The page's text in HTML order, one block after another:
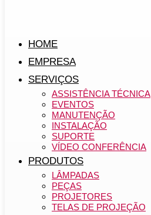
HOME
EMPRESA
SERVIÇOS
ASSISTÊNCIA TÉCNICA
EVENTOS
MANUTENÇÃO
INSTALAÇÃO
SUPORTE
VÍDEO CONFERÊNCIA
PRODUTOS
LÂMPADAS
PEÇAS
PROJETORES
TELAS DE PROJEÇÃO